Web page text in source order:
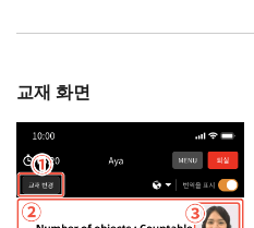
교재 화면